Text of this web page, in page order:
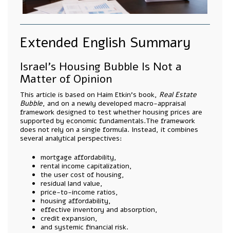
Extended English Summary
Israel’s Housing Bubble Is Not a
Matter of Opinion
This article is based on Haim Etkin’s book, Real Estate
Bubble, and on a newly developed macro-appraisal
framework designed to test whether housing prices are
supported by economic fundamentals.The framework
does not rely on a single formula. Instead, it combines
several analytical perspectives:
mortgage affordability,
rental income capitalization,
the user cost of housing,
residual land value,
price-to-income ratios,
housing affordability,
effective inventory and absorption,
credit expansion,
and systemic financial risk.